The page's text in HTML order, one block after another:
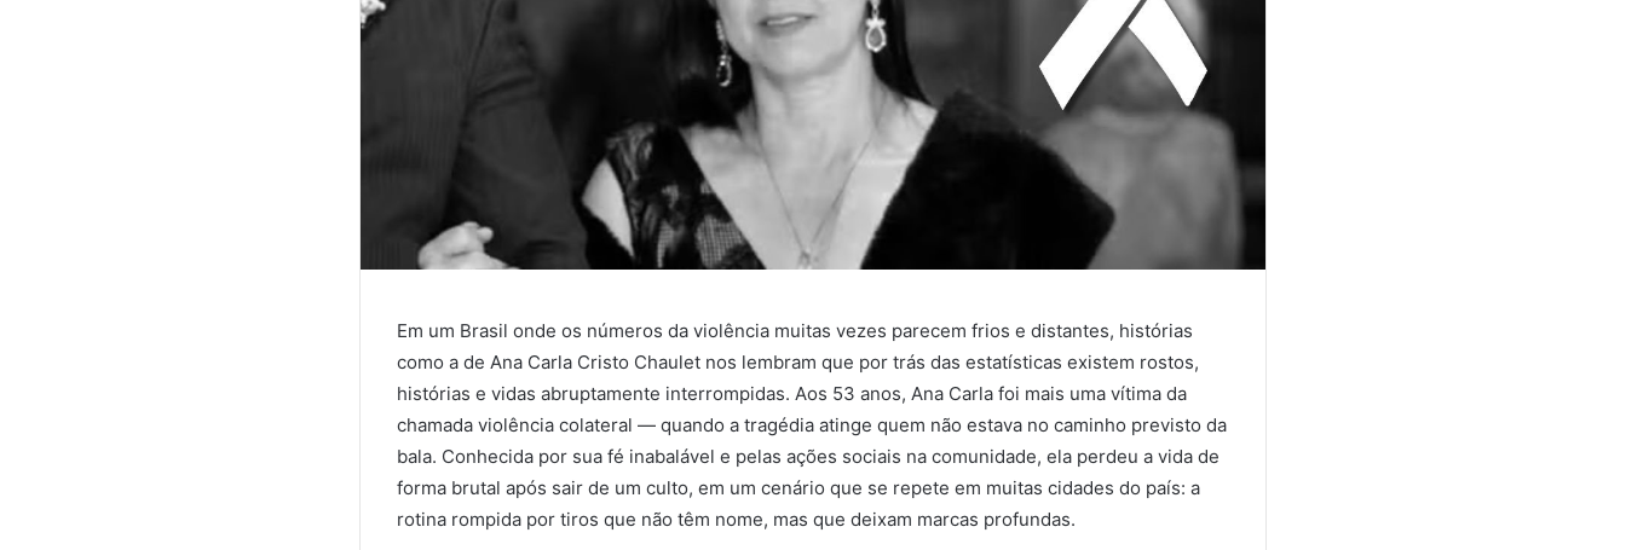
Em um Brasil onde os números da violência muitas vezes parecem frios e distantes, histórias
como a de Ana Carla Cristo Chaulet nos lembram que por trás das estatísticas existem rostos,
histórias e vidas abruptamente interrompidas. Aos 53 anos, Ana Carla foi mais uma vítima da
chamada violência colateral — quando a tragédia atinge quem não estava no caminho previsto da
bala. Conhecida por sua fé inabalável e pelas ações sociais na comunidade, ela perdeu a vida de
forma brutal após sair de um culto, em um cenário que se repete em muitas cidades do país: a
rotina rompida por tiros que não têm nome, mas que deixam marcas profundas.